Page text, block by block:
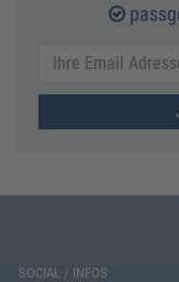
SOCIAL / INFOS